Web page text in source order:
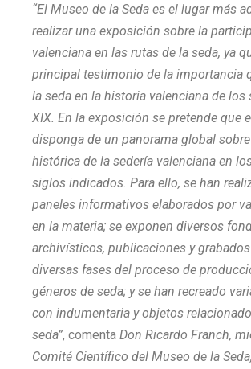
“El Museo de la Seda es el lugar más
realizar una exposición sobre la
valenciana en las rutas de la seda, ya
principal testimonio de la importancia
la seda en la historia valenciana de los
XIX. En la exposición se pretende que
disponga de un panorama global
histórica de la sedería valenciana en
siglos indicados. Para ello, se han
paneles informativos elaborados por
en la materia; se exponen diversos
archivísticos, publicaciones y
diversas fases del proceso de
géneros de seda; y se han recreado
con indumentaria y objetos
seda”, comenta Don Ricardo Franch,
Comité Científico del Museo de la